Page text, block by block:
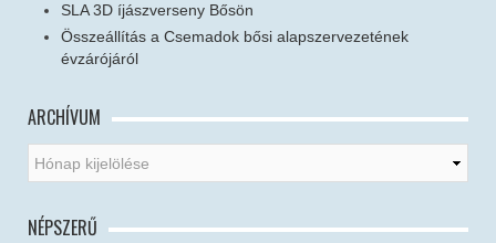
SLA 3D íjászverseny Bősön
Összeállítás a Csemadok bősi alapszervezetének
évzárójáról
ARCHÍVUM
NÉPSZERŰ